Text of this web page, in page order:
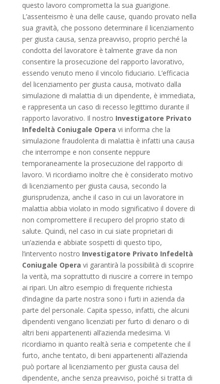
questo lavoro comprometta la sua guarigione.
L’assenteismo è una delle cause, quando provato nella
sua gravità, che possono determinare il licenziamento
per giusta causa, senza preavviso, proprio perché la
condotta del lavoratore è talmente grave da non
consentire la prosecuzione del rapporto lavorativo,
essendo venuto meno il vincolo fiduciario. L’efficacia
del licenziamento per giusta causa, motivato dalla
simulazione di malattia di un dipendente, è immediata,
e rappresenta un caso di recesso legittimo durante il
rapporto lavorativo. Il nostro Investigatore Privato
Infedeltà Coniugale Opera vi informa che la
simulazione fraudolenta di malattia è infatti una causa
che interrompe e non consente neppure
temporaneamente la prosecuzione del rapporto di
lavoro. Vi ricordiamo inoltre che è considerato motivo
di licenziamento per giusta causa, secondo la
giurisprudenza, anche il caso in cui un lavoratore in
malattia abbia violato in modo significativo il dovere di
non compromettere il recupero del proprio stato di
salute. Quindi, nel caso in cui siate proprietari di
un’azienda e abbiate sospetti di questo tipo,
l’intervento nostro Investigatore Privato Infedeltà
Coniugale Opera vi garantirà la possibilità di scoprire
la verità, ma soprattutto di riuscire a correre in tempo
ai ripari. Un altro esempio di frequente richiesta
d’indagine da parte nostra sono i furti in azienda da
parte del personale. Capita spesso, infatti, che alcuni
dipendenti vengano licenziati per furto di denaro o di
altri beni appartenenti all’azienda medesima. Vi
ricordiamo in quanto realtà seria e competente che il
furto, anche tentato, di beni appartenenti all’azienda
può portare al licenziamento per giusta causa del
dipendente, anche senza preavviso, poiché si tratta di